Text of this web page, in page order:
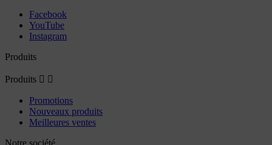
Facebook
YouTube
Instagram
Produits
Produits  
Promotions
Nouveaux produits
Meilleures ventes